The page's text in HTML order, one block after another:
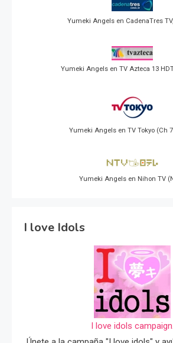
Yumeki Angels en CadenaTres
Yumeki Angels en TV Azteca 13
Yumeki Angels en TV Tokyo (Ch
Yumeki Angels en Nihon TV
I love Idols
I love idols campaign.